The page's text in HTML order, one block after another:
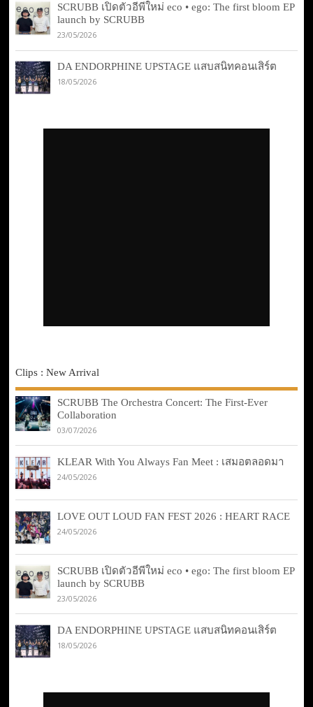
SCRUBB เปิดตัวอีพีใหม่ eco • ego: The first bloom EP
launch by SCRUBB
23/05/2026
DA ENDORPHINE UPSTAGE แสบสนิทคอนเสิร์ต
18/05/2026
Clips : New Arrival
SCRUBB The Orchestra Concert: The First-Ever
Collaboration
03/07/2026
KLEAR With You Always Fan Meet : เสมอตลอดมา
24/05/2026
LOVE OUT LOUD FAN FEST 2026 : HEART RACE
24/05/2026
SCRUBB เปิดตัวอีพีใหม่ eco • ego: The first bloom EP
launch by SCRUBB
23/05/2026
DA ENDORPHINE UPSTAGE แสบสนิทคอนเสิร์ต
18/05/2026